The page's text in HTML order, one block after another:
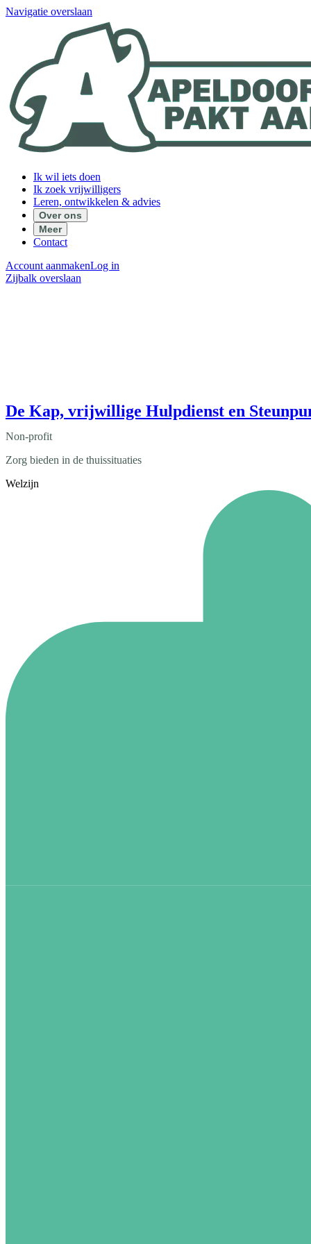
Navigatie overslaan
Ik wil iets doen
Ik zoek vrijwilligers
Leren, ontwikkelen & advies
Over ons
Meer
Contact
Account aanmakenLog in
Zijbalk overslaan
De Kap, vrijwillige Hulpdienst en
Non-profit
Zorg bieden in de thuissituaties
Welzijn